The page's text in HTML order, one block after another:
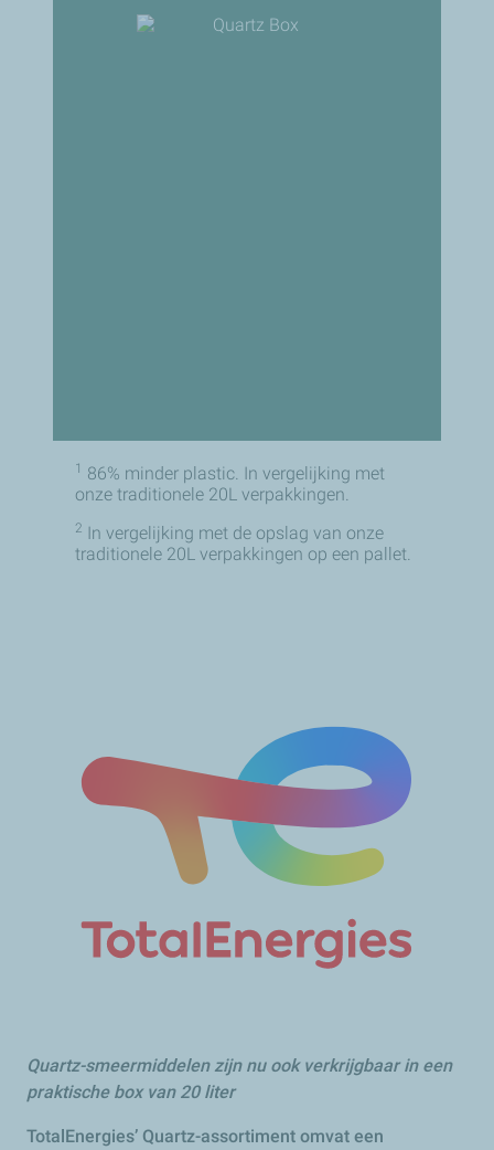
1 86% minder plastic. In vergelijking met
onze traditionele 20L verpakkingen.
2 In vergelijking met de opslag van onze
traditionele 20L verpakkingen op een pallet.
Quartz-smeermiddelen zijn nu ook verkrijgbaar in een
praktische box van 20 liter
TotalEnergies’ Quartz-assortiment omvat een